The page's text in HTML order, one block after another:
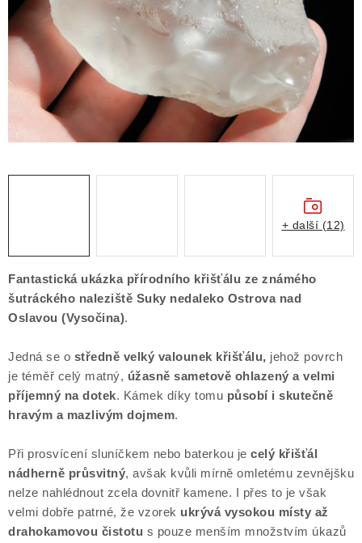
Obchodní podmínky
Podmínky ochrany osobních údajů
Poučení o právu na odstoupení od smlouvy
Puncovní značky
Výkup minerálů a drahých kamenů
Kontakt
Fantastická ukázka přírodního křišťálu ze známého
šutráckého naleziště Suky nedaleko Ostrova nad
Oslavou (Vysočina).
Jedná se o středně velký valounek křišťálu, jehož povrch
je téměř celý matný, úžasně sametově ohlazený a velmi
příjemný na dotek. Kámek díky tomu působí i skutečně
hravým a mazlivým dojmem.
Při prosvícení sluníčkem nebo baterkou je celý křišťál
nádherně průsvitný, avšak kvůli mírně omletému zevnějšku
nelze nahlédnout zcela dovnitř kamene. I přes to je však
velmi dobře patrné, že vzorek ukrývá vysokou místy až
drahokamovou čistotu s pouze menším množstvím úkazů
+ další (12)